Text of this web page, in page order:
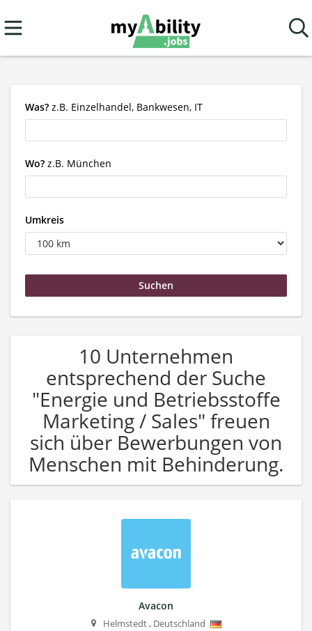
Was? z.B. Einzelhandel, Bankwesen, IT
Wo? z.B. München
Umkreis
10 Unternehmen
entsprechend der Suche
"Energie und Betriebsstoffe
Marketing / Sales" freuen
sich über Bewerbungen von
Menschen mit Behinderung.
Avacon
Helmstedt, Deutschland